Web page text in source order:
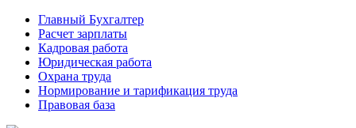
Главный Бухгалтер
Расчет зарплаты
Кадровая работа
Юридическая работа
Охрана труда
Нормирование и тарификация труда
Правовая база